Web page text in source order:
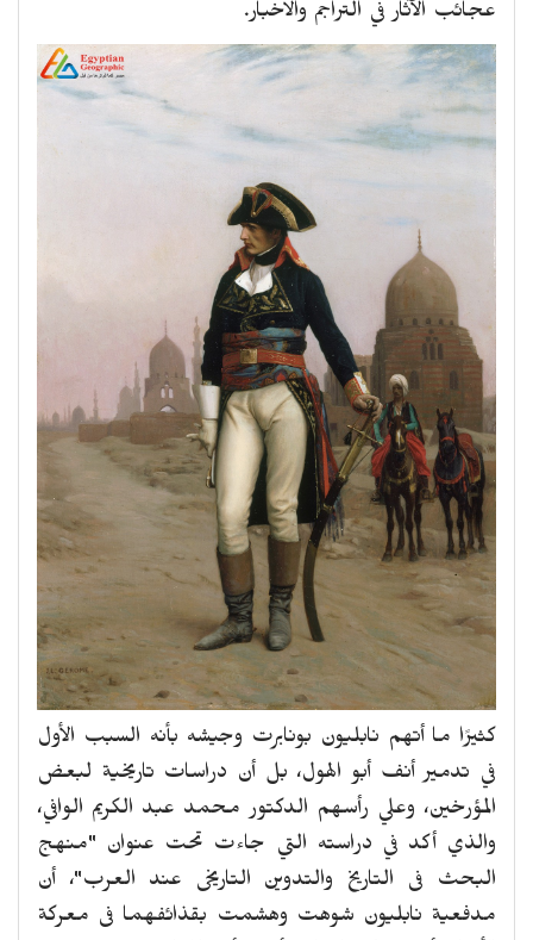
عجائب الآثار في التراجم والاخبار.
كثيرًا ما أتهم نابليون بونابرت وجيشه بأنه السبب الأول
في تدمير أنف أبو الهول، بل أن دراسات تاريخية لبعض
المؤرخين، وعلي رأسهم الدكتور محمد عبد الكريم الوافي،
والذي أكد في دراسته التي جاءت تحت عنوان "منهج
البحث فى التاريخ والتدوين التاريخى عند العرب"، أن
مدفعية نابليون شوهت وهشمت بقذائفهما فى معركة